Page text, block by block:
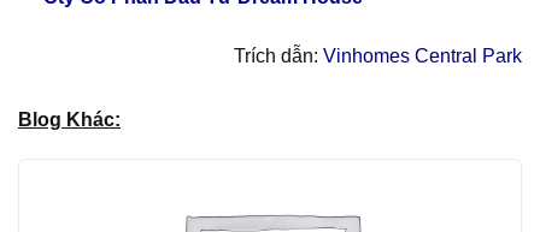
Trích dẫn: Vinhomes Central Park
Blog Khác: